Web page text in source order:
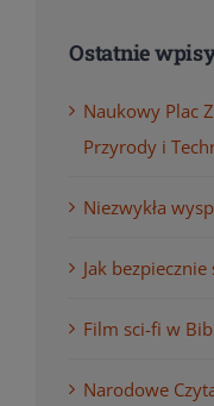
Ostatnie
Naukowy Plac
Przyrody i
Niezwykła
Jak
Film sci-fi w
Narodowe